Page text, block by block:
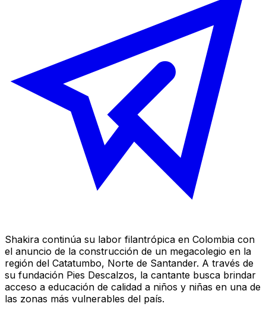
Shakira continúa su labor filantrópica en Colombia con
el anuncio de la construcción de un megacolegio en la
región del Catatumbo, Norte de Santander. A través de
su fundación Pies Descalzos, la cantante busca brindar
acceso a educación de calidad a niños y niñas en una de
las zonas más vulnerables del país.